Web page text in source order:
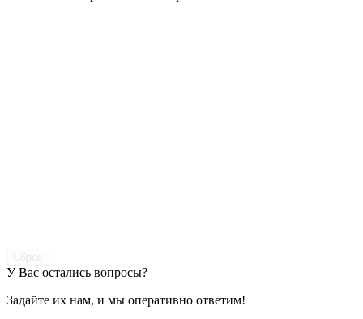
У Вас остались вопросы?
Задайте их нам, и мы оперативно ответим!